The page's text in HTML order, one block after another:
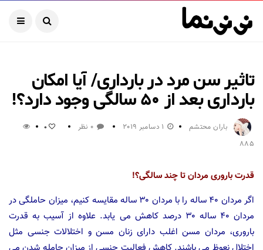
تاثیر سن مرد در بارداری/ آیا امکان
بارداری بعد از ۵۰ سالگی وجود دارد؟!
باران محتشم 1 دسامبر 2019 0 نظر 0
885
قدرت باروری مردان تا چند سالگی؟!
اگر مردان ۴۰ ساله را با مردان ۳۰ ساله مقایسه کنیم، میزان حاملگی در
مردان ۴۰ ساله ۳۰ درصد کاهش می یابد. علاوه از آسیب به قدرت
باروری، مردان مسن اغلب دارای زنان مسن و اختلالات جنسی مثل